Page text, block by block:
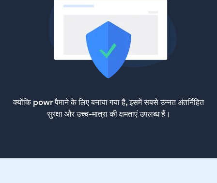
क्योंकि powr पैमाने के लिए बनाया गया है, इसमें सबसे उन्नत अंतर्निहित
सुरक्षा और उच्च-मात्रा की क्षमताएं उपलब्ध हैं।